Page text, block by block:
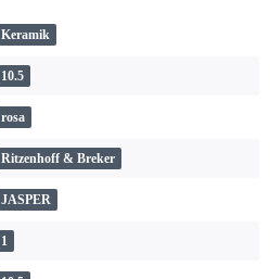
Keramik
10.5
rosa
Ritzenhoff & Breker
JASPER
1